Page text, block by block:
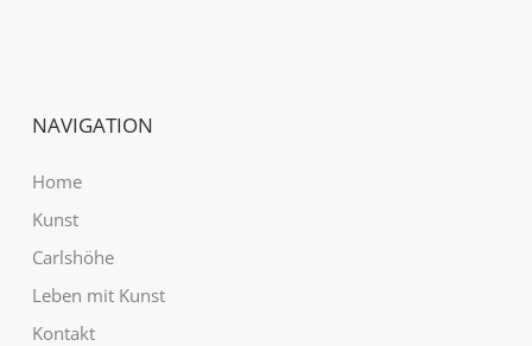
NAVIGATION
Home
Kunst
Carlshöhe
Leben mit Kunst
Kontakt